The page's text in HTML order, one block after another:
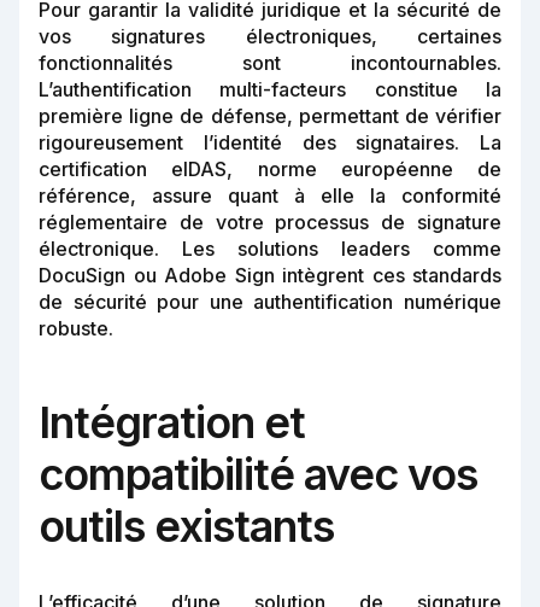
Pour garantir la validité juridique et la sécurité de
vos signatures électroniques, certaines
fonctionnalités sont incontournables.
L’authentification multi-facteurs constitue la
première ligne de défense, permettant de vérifier
rigoureusement l’identité des signataires. La
certification eIDAS, norme européenne de
référence, assure quant à elle la conformité
réglementaire de votre processus de signature
électronique. Les solutions leaders comme
DocuSign ou Adobe Sign intègrent ces standards
de sécurité pour une authentification numérique
robuste.
Intégration et
compatibilité avec vos
outils existants